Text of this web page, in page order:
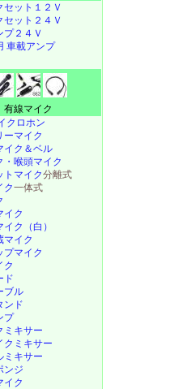
セット１２Ｖ
セット２４Ｖ
プ２４Ｖ
車載アンプ
有線マイク
クロホン
ーマイク
イク＆ベル
・喉頭マイク
トマイク分離式
ク一体式
イク
ク（白）
マイク
プマイク
ク
ド
ブル
ンド
プ
ミキサー
クミキサー
ミキサー
ンジ
イク